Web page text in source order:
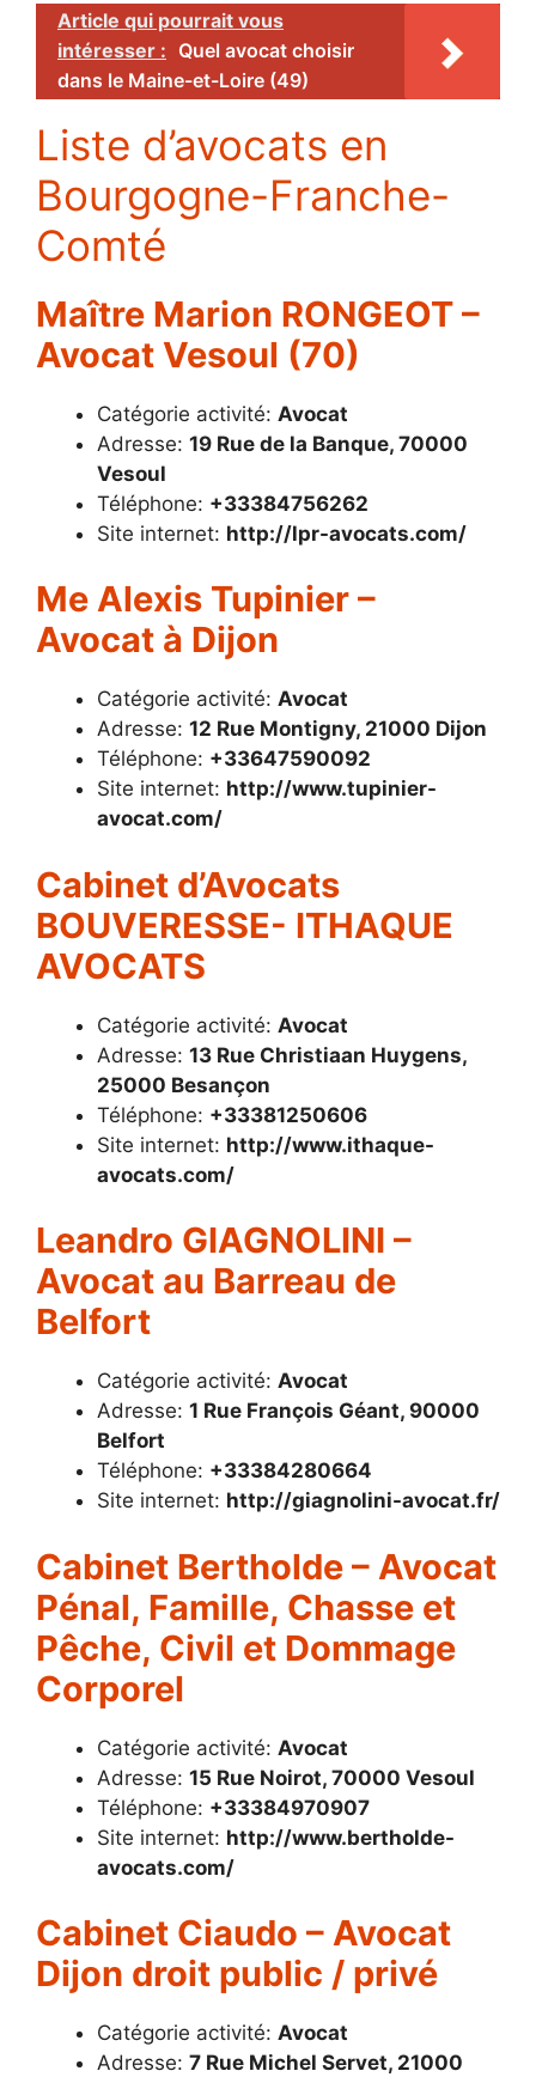
Article qui pourrait vous
intéresser : Quel avocat choisir
dans le Maine-et-Loire (49)
Liste d’avocats en
Bourgogne-Franche-
Comté
Maître Marion RONGEOT –
Avocat Vesoul (70)
Catégorie activité: Avocat
Adresse: 19 Rue de la Banque, 70000
Vesoul
Téléphone: +33384756262
Site internet: http://lpr-avocats.com/
Me Alexis Tupinier –
Avocat à Dijon
Catégorie activité: Avocat
Adresse: 12 Rue Montigny, 21000 Dijon
Téléphone: +33647590092
Site internet: http://www.tupinier-
avocat.com/
Cabinet d’Avocats
BOUVERESSE- ITHAQUE
AVOCATS
Catégorie activité: Avocat
Adresse: 13 Rue Christiaan Huygens,
25000 Besançon
Téléphone: +33381250606
Site internet: http://www.ithaque-
avocats.com/
Leandro GIAGNOLINI –
Avocat au Barreau de
Belfort
Catégorie activité: Avocat
Adresse: 1 Rue François Géant, 90000
Belfort
Téléphone: +33384280664
Site internet: http://giagnolini-avocat.fr/
Cabinet Bertholde – Avocat
Pénal, Famille, Chasse et
Pêche, Civil et Dommage
Corporel
Catégorie activité: Avocat
Adresse: 15 Rue Noirot, 70000 Vesoul
Téléphone: +33384970907
Site internet: http://www.bertholde-
avocats.com/
Cabinet Ciaudo – Avocat
Dijon droit public / privé
Catégorie activité: Avocat
Adresse: 7 Rue Michel Servet, 21000